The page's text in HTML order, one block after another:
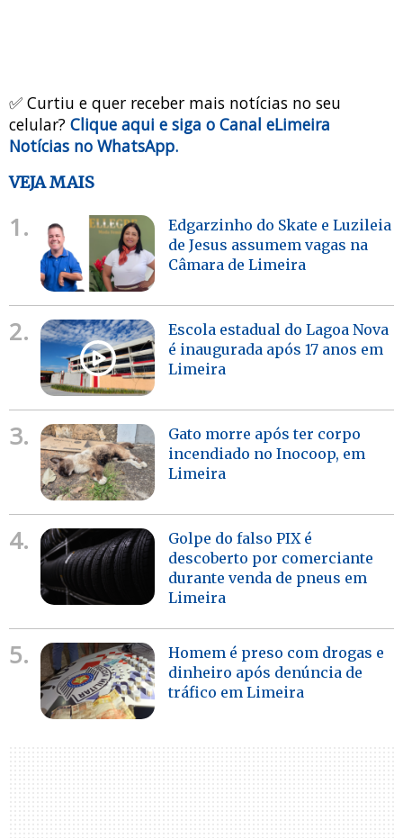
✅ Curtiu e quer receber mais notícias no seu
celular? Clique aqui e siga o Canal eLimeira
Notícias no WhatsApp.
VEJA MAIS
1.
Edgarzinho do Skate e Luzileia
de Jesus assumem vagas na
Câmara de Limeira
2.
Escola estadual do Lagoa Nova
é inaugurada após 17 anos em
Limeira
3.
Gato morre após ter corpo
incendiado no Inocoop, em
Limeira
4.
Golpe do falso PIX é
descoberto por comerciante
durante venda de pneus em
Limeira
5.
Homem é preso com drogas e
dinheiro após denúncia de
tráfico em Limeira